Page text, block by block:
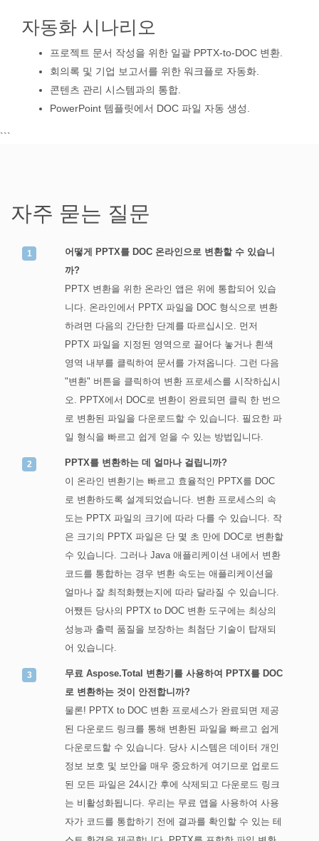
자동화 시나리오
프로젝트 문서 작성을 위한 일괄 PPTX-to-DOC 변환.
회의록 및 기업 보고서를 위한 워크플로 자동화.
콘텐츠 관리 시스템과의 통합.
PowerPoint 템플릿에서 DOC 파일 자동 생성.
```
자주 묻는 질문
어떻게 PPTX를 DOC 온라인으로 변환할 수 있습니
까?
PPTX 변환을 위한 온라인 앱은 위에 통합되어 있습
니다. 온라인에서 PPTX 파일을 DOC 형식으로 변환
하려면 다음의 간단한 단계를 따르십시오. 먼저
PPTX 파일을 지정된 영역으로 끌어다 놓거나 흰색
영역 내부를 클릭하여 문서를 가져옵니다. 그런 다음
"변환" 버튼을 클릭하여 변환 프로세스를 시작하십시
오. PPTX에서 DOC로 변환이 완료되면 클릭 한 번으
로 변환된 파일을 다운로드할 수 있습니다. 필요한 파
일 형식을 빠르고 쉽게 얻을 수 있는 방법입니다.
PPTX를 변환하는 데 얼마나 걸립니까?
이 온라인 변환기는 빠르고 효율적인 PPTX를 DOC
로 변환하도록 설계되었습니다. 변환 프로세스의 속
도는 PPTX 파일의 크기에 따라 다를 수 있습니다. 작
은 크기의 PPTX 파일은 단 몇 초 만에 DOC로 변환할
수 있습니다. 그러나 Java 애플리케이션 내에서 변환
코드를 통합하는 경우 변환 속도는 애플리케이션을
얼마나 잘 최적화했는지에 따라 달라질 수 있습니다.
어쨌든 당사의 PPTX to DOC 변환 도구에는 최상의
성능과 출력 품질을 보장하는 최첨단 기술이 탑재되
어 있습니다.
무료 Aspose.Total 변환기를 사용하여 PPTX를 DOC
로 변환하는 것이 안전합니까?
물론! PPTX to DOC 변환 프로세스가 완료되면 제공
된 다운로드 링크를 통해 변환된 파일을 빠르고 쉽게
다운로드할 수 있습니다. 당사 시스템은 데이터 개인
정보 보호 및 보안을 매우 중요하게 여기므로 업로드
된 모든 파일은 24시간 후에 삭제되고 다운로드 링크
는 비활성화됩니다. 우리는 무료 앱을 사용하여 사용
자가 코드를 통합하기 전에 결과를 확인할 수 있는 테